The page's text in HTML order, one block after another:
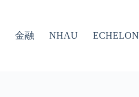
金融 NHAU ECHELON